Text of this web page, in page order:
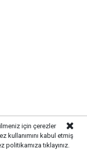
için çerezler
kullanımını kabul etmiş
politikamıza tıklayınız.